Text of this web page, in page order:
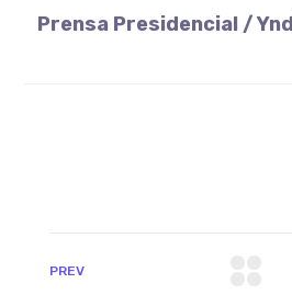
Prensa Presidencial /
PREV